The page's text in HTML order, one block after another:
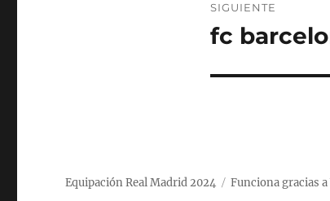
SIGUIENTE
Entrada
fc
Equipación Real Madrid 2024 Funciona gracias